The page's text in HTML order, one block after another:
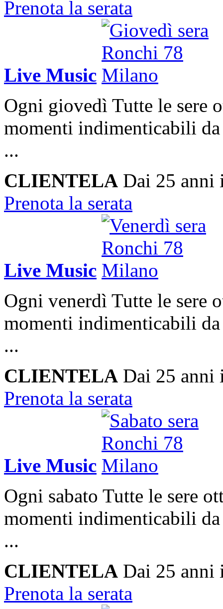
Prenota la serata
Live Music
Ogni giovedì Tutte le sere
momenti indimenticabili
...
CLIENTELA Dai 25 anni
Prenota la serata
Live Music
Ogni venerdì Tutte le sere
momenti indimenticabili
...
CLIENTELA Dai 25 anni
Prenota la serata
Live Music
Ogni sabato Tutte le sere
momenti indimenticabili
...
CLIENTELA Dai 25 anni
Prenota la serata